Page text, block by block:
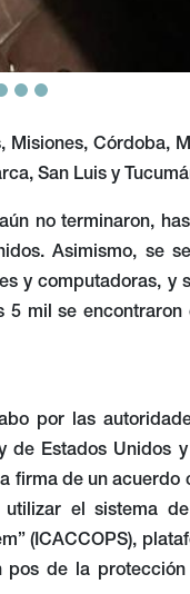
Córdoba,
San Luis y
no terminaron,
Asimismo, se
y computadoras, y
mil se
por las
de Estados Unidos
firma de un
el sistema
(ICACCOPS),
de la